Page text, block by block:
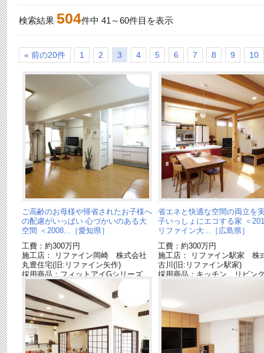
検索結果 504件中 41 ～60件目を表示
« 前の20件 1 2 3 4 5 6 7 8 9 10
ご高齢のお母様や帰省されたお子様へ
の配慮がいっぱい 心づかいのある大
空間 ＜2008...［愛知県］
工費：約300万円
施工店： リファイン岡崎 株式会社
丸豊住宅(旧:リファイン矢作)
採用商品：フィットアイGシリーズ
[終了品]
省エネと快適な空間の両立を
子いっしょにエコする家 ＜
リファイン大...［広島県］
工費：約300万円
施工店： リファイン駅家 株
古川(旧:リファイン駅家)
採用商品：キッチン リビン